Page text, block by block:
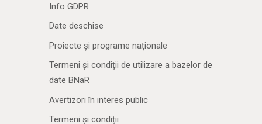
Info GDPR
Date deschise
Proiecte și programe naționale
Termeni și condiții de utilizare a bazelor de
date BNaR
Avertizori în interes public
Termeni și condiții